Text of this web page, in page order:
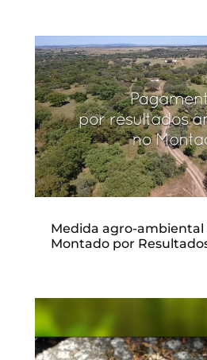
Medida agro-ambiental
Montado por